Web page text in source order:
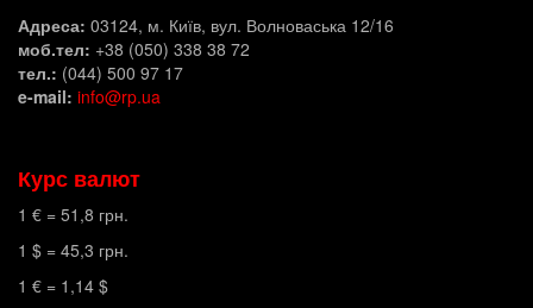
Адреса: 03124, м. Київ, вул. Волноваська 12/16
моб.тел: +38 (050) 338 38 72
тел.: (044) 500 97 17
e-mail: info@rp.ua
Курс валют
1 € = 51,8 грн.
1 $ = 45,3 грн.
1 € = 1,14 $